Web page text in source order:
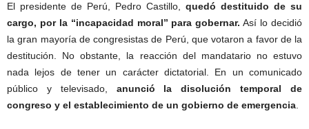
El presidente de Perú, Pedro Castillo, quedó destituido de su
cargo, por la “incapacidad moral” para gobernar. Así lo decidió
la gran mayoría de congresistas de Perú, que votaron a favor de la
destitución. No obstante, la reacción del mandatario no estuvo
nada lejos de tener un carácter dictatorial. En un comunicado
público y televisado,
anunció la disolución temporal de
congreso y el establecimiento de un gobierno de emergencia